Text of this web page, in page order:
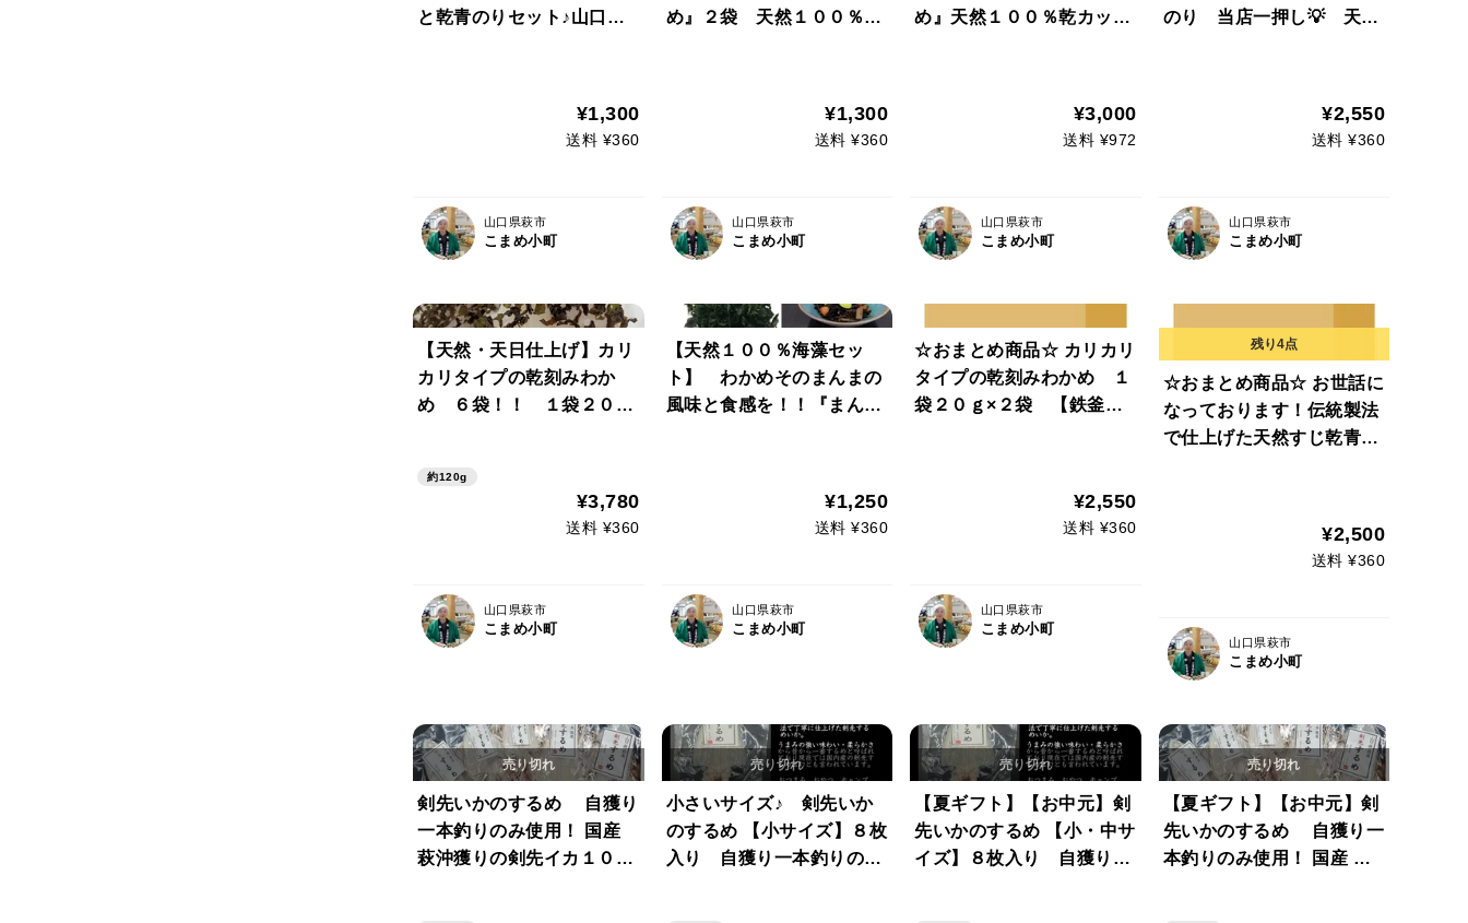
と乾青のりセット♪山口
¥1,300
送料 ¥360
山口県萩市
こまめ小町
め』２袋 天然１００％乾
¥1,300
送料 ¥360
山口県萩市
こまめ小町
め』天然１００％乾カット
¥3,000
送料 ¥972
山口県萩市
こまめ小町
のり 当店一押し💡 天然
¥2,550
送料 ¥360
山口県萩市
こまめ小町
【天然・天日仕上げ】カリ
カリタイプの乾刻みわか
め ６袋！！ １袋２０ｇ
めむすび わかめおむすび
約120g
¥3,780
送料 ¥360
山口県萩市
こまめ小町
【天然１００％海藻セッ
ト】 わかめそのまんまの
風味と食感を！！『まんま
¥1,250
送料 ¥360
山口県萩市
こまめ小町
☆おまとめ商品☆ カリカリ
タイプの乾刻みわかめ １
袋２０ｇ×２袋 【鉄釜炊
じ乾青のり(１袋５ｇ）
¥2,550
送料 ¥360
山口県萩市
こまめ小町
☆おまとめ商品☆ お世話に
なっております！伝統製法
で仕上げた天然すじ乾青の
¥2,500
送料 ¥360
山口県萩市
こまめ小町
剣先いかのするめ 自獲り
一本釣りのみ使用！ 国産
萩沖獲りの剣先イカ１０
小さいサイズ♪ 剣先いか
のするめ 【小サイズ】８枚
入り 自獲り一本釣りのみ
【夏ギフト】【お中元】剣
先いかのするめ 【小・中サ
イズ】８枚入り 自獲り一
【夏ギフト】【お中元】剣
先いかのするめ 自獲り一
本釣りのみ使用！ 国産 萩